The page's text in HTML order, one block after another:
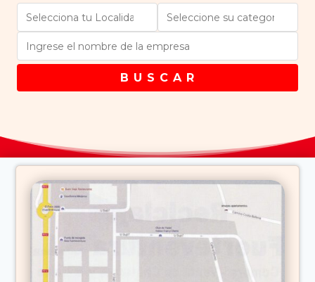
B U S C A R